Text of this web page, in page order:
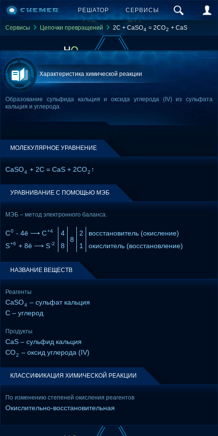
РЕШАТОР СЕРВИСЫ
Сервисы Цепочки превращений 2C + CaSO4 = 2CO2 + CaS
Характеристика химической реакции
Образование сульфида кальция и оксида углерода (IV) из сульфата
кальция и углерода.
МОЛЕКУЛЯРНОЕ УРАВНЕНИЕ
CaSO4 + 2C = CaS + 2CO2 ↑
УРАВНИВАНИЕ С ПОМОЩЬЮ МЭБ
МЭБ – метод электронного баланса.
C0 - 4ē ⟶ C+4
4
8
2
восстановитель (окисление)
S+6 + 8ē ⟶ S-2 8 1 окислитель (восстановление)
НАЗВАНИЕ ВЕЩЕСТВ
Реагенты
CaSO4 – сульфат кальция
C – углерод
Продукты
CaS – сульфид кальция
CO2 – оксид углерода (IV)
КЛАССИФИКАЦИЯ ХИМИЧЕСКОЙ РЕАКЦИИ
По изменению степеней окисления реагентов
Окислительно-восстановительная